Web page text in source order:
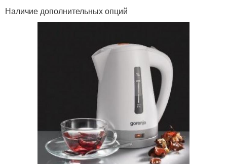
Наличие дополнительных опций